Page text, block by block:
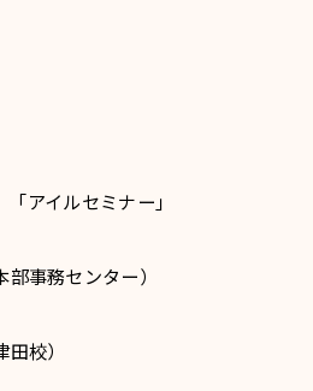
アイルセミナー」
事務センター）
校）